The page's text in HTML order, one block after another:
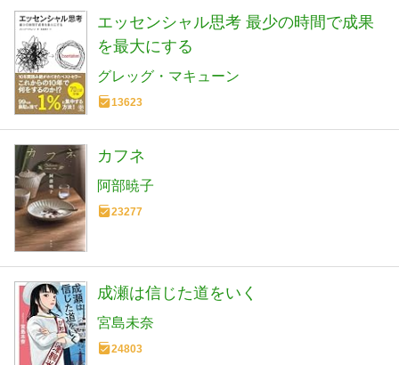
エッセンシャル思考 最少の時間で成果
を最大にする
グレッグ・マキューン
13623
カフネ
阿部暁子
23277
成瀬は信じた道をいく
宮島未奈
24803